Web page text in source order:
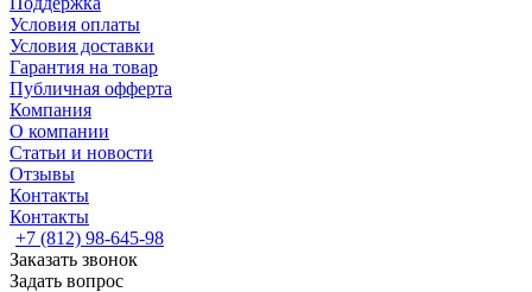
Условия оплаты
Условия доставки
Гарантия на товар
Публичная офферта
Компания
О компании
Статьи и новости
Отзывы
Контакты
Контакты
+7 (812) 98-645-98
Заказать звонок
Задать вопрос